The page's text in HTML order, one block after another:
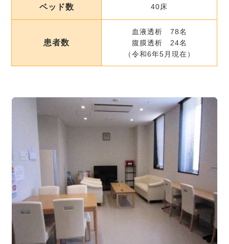
ベッド数 40床
患者数
血液透析 78名
腹膜透析 24名
（令和6年5月現在）